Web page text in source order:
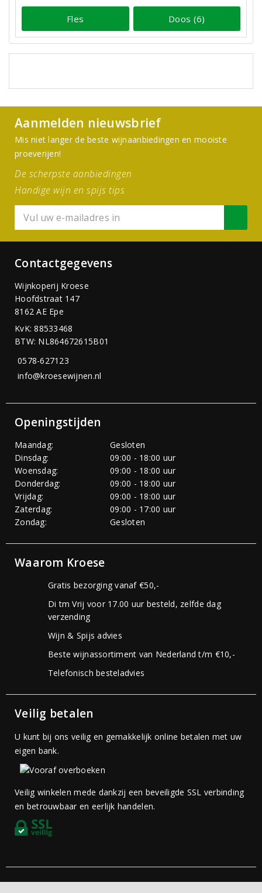
Fles Doos (6)
Aanmelden nieuwsbrief
Mis niet langer de beste wijnaanbiedingen en mooiste
proeverijen!
De scherpste aanbiedingen
Handige wijn en spijs tips
Contactgegevens
Wijnkoperij Kroese
Hoofdstraat 147
8162 AE Epe
KvK: 88533468
BTW: NL864672615B01
0578-627123
info@kroesewijnen.nl
Openingstijden
Maandag:
Gesloten
Dinsdag:
09:00 - 18:00 uur
Woensdag:
09:00 - 18:00 uur
Donderdag:
09:00 - 18:00 uur
Vrijdag:
09:00 - 18:00 uur
Zaterdag:
09:00 - 17:00 uur
Zondag:
Gesloten
Waarom Kroese
Gratis bezorging vanaf €50,-
Di tm Vrij voor 17.00 uur besteld, zelfde dag
verzending
Wijn & Spijs advies
Beste wijnassortiment van Nederland t/m €10,-
Telefonisch besteladvies
Veilig betalen
U kunt bij ons veilig en gemakkelijk online betalen met uw
eigen bank.
Veilig winkelen mede dankzij een beveiligde SSL verbinding
en betrouwbaar en eerlijk handelen.